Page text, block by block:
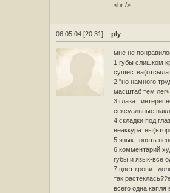
<br />
06.05.04 [20:31] ply
мне не
1.губы слишком
2."но намного
масштаб тем
сексуальные
4.складки под
5.язык...опять
6.комментарий
губы,и язык-все
7.цвет
так
всего одна капля